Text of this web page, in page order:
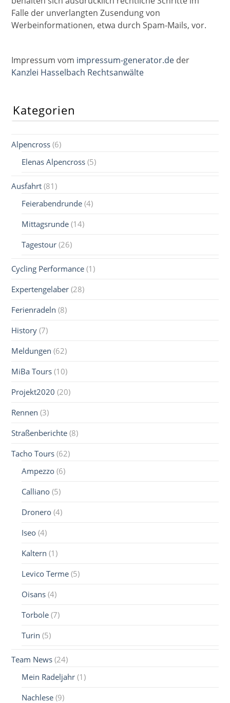
Falle der unverlangten Zusendung von
Werbeinformationen, etwa durch Spam-Mails, vor.
Impressum vom impressum-generator.de der
Kanzlei Hasselbach Rechtsanwälte
Kategorien
Alpencross (6)
Elenas Alpencross (5)
Ausfahrt (81)
Feierabendrunde (4)
Mittagsrunde (14)
Tagestour (26)
Cycling Performance (1)
Expertengelaber (28)
Ferienradeln (8)
History (7)
Meldungen (62)
MiBa Tours (10)
Projekt2020 (20)
Rennen (3)
Straßenberichte (8)
Tacho Tours (62)
Ampezzo (6)
Calliano (5)
Dronero (4)
Iseo (4)
Kaltern (1)
Levico Terme (5)
Oisans (4)
Torbole (7)
Turin (5)
Team News (24)
Mein Radeljahr (1)
Nachlese (9)